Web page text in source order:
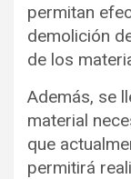
permitan
demolición
de los
Además, se
material
que
permitirá